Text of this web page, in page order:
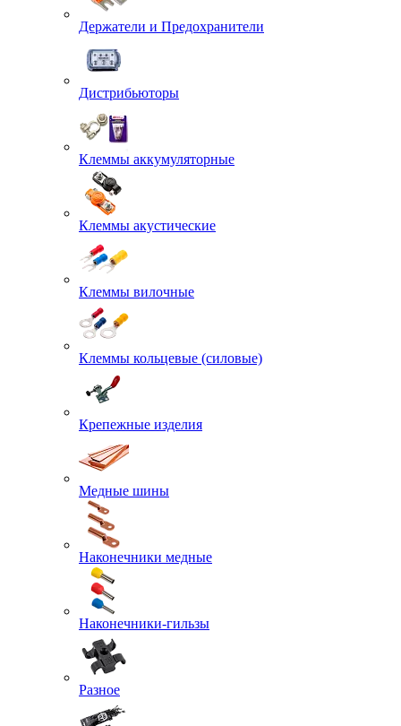
Держатели и Предохранители
Дистрибьюторы
Клеммы аккумуляторные
Клеммы акустические
Клеммы вилочные
Клеммы кольцевые (силовые)
Крепежные изделия
Медные шины
Наконечники медные
Наконечники-гильзы
Разное